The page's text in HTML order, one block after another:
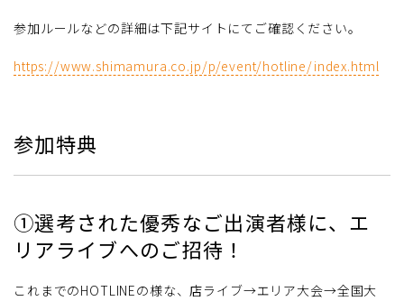
参加ルールなどの詳細は下記サイトにてご確認ください。
https://www.shimamura.co.jp/p/event/hotline/index.html
参加特典
①選考された優秀なご出演者様に、エ
リアライブへのご招待！
これまでのHOTLINEの様な、店ライブ→エリア大会→全国大